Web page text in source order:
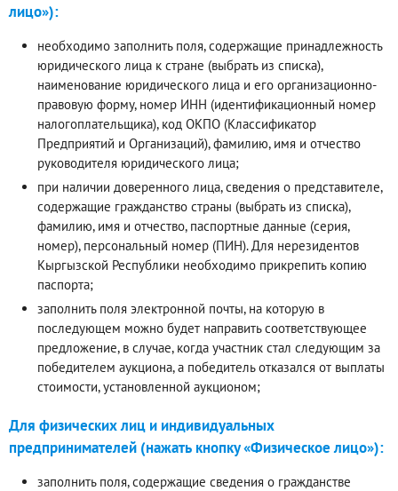
лицо»):
необходимо заполнить поля, содержащие принадлежность
юридического лица к стране (выбрать из списка),
наименование юридического лица и его организационно-
правовую форму, номер ИНН (идентификационный номер
налогоплательщика), код ОКПО (Классификатор
Предприятий и Организаций), фамилию, имя и отчество
руководителя юридического лица;
при наличии доверенного лица, сведения о представителе,
содержащие гражданство страны (выбрать из списка),
фамилию, имя и отчество, паспортные данные (серия,
номер), персональный номер (ПИН). Для нерезидентов
Кыргызской Республики необходимо прикрепить копию
паспорта;
заполнить поля электронной почты, на которую в
последующем можно будет направить соответствующее
предложение, в случае, когда участник стал следующим за
победителем аукциона, а победитель отказался от выплаты
стоимости, установленной аукционом;
Для физических лиц и индивидуальных
предпринимателей (нажать кнопку «Физическое лицо»):
заполнить поля, содержащие сведения о гражданстве